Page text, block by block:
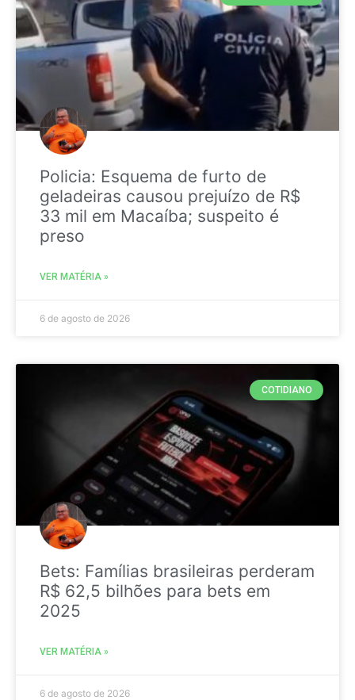
Policia: Esquema de furto de
geladeiras causou prejuízo de R$
33 mil em Macaíba; suspeito é
preso
VER MATÉRIA »
6 de agosto de 2026
COTIDIANO
Bets: Famílias brasileiras perderam
R$ 62,5 bilhões para bets em
2025
VER MATÉRIA »
6 de agosto de 2026